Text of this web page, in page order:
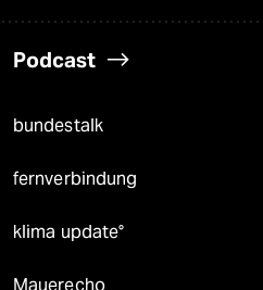
Podcast
bundestalk
fernverbindung
klima update°
Mauerecho